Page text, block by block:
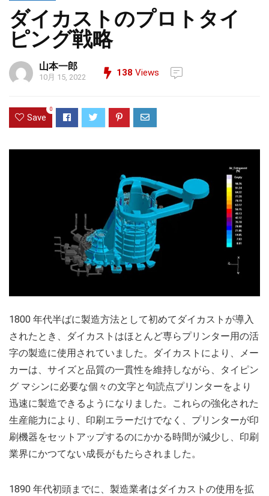
ダイカストのプロトタイ
ピング戦略
山本一郎
10月 15, 2022 138 Views
Save
0
1800 年代半ばに製造方法として初めてダイカストが導入
されたとき、ダイカストはほとんど専らプリンター用の活
字の製造に使用されていました。ダイカストにより、メー
カーは、サイズと品質の一貫性を維持しながら、タイピン
グ マシンに必要な個々の文字と句読点プリンターをより
迅速に製造できるようになりました。これらの強化された
生産能力により、印刷エラーだけでなく、プリンターが印
刷機器をセットアップするのにかかる時間が減少し、印刷
業界にかつてない成長がもたらされました。
1890 年代初頭までに、製造業者はダイカストの使用を拡